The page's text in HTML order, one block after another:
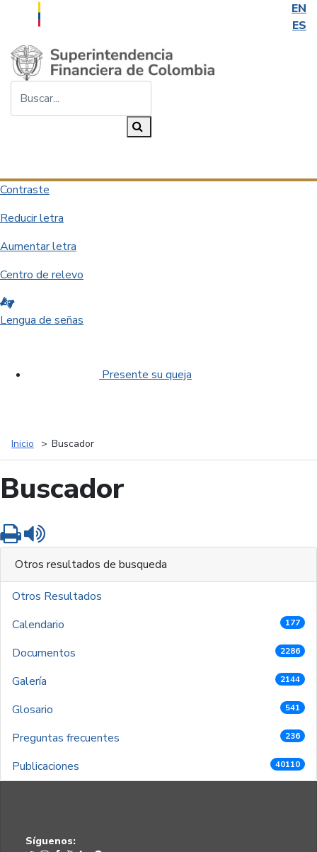
EN
ES
Saltar al contenido principal
Contraste
Reducir letra
Aumentar letra
Centro de relevo
Lengua de señas
Presente su queja
Inicio Buscador
Buscador
Imprimir
Otros resultados de busqueda
Otros Resultados
Calendario
177
Documentos 2286
Galería 2144
Glosario 541
Preguntas frecuentes 236
Publicaciones 40110
Síguenos: